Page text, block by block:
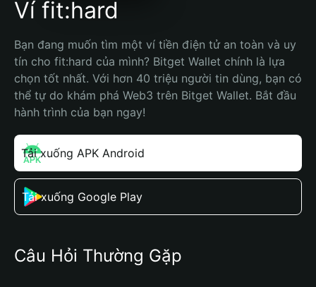
Ví fit:hard
Bạn đang muốn tìm một ví tiền điện tử an toàn và uy
tín cho fit:hard của mình? Bitget Wallet chính là lựa
chọn tốt nhất. Với hơn 40 triệu người tin dùng, bạn có
thể tự do khám phá Web3 trên Bitget Wallet. Bắt đầu
hành trình của bạn ngay!
Tải xuống APK Android
Tải xuống Google Play
Câu Hỏi Thường Gặp